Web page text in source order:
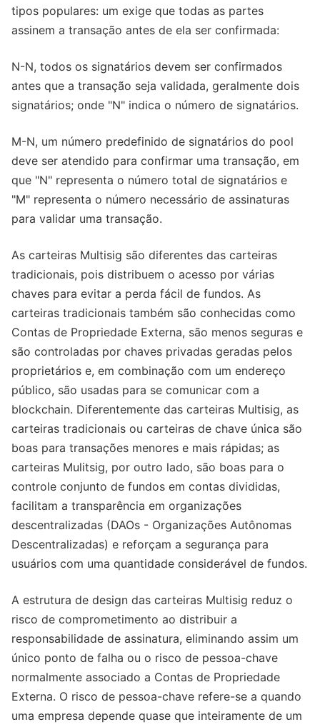
tipos populares: um exige que todas as partes
assinem a transação antes de ela ser confirmada:
N-N, todos os signatários devem ser confirmados
antes que a transação seja validada, geralmente dois
signatários; onde "N" indica o número de signatários.
M-N, um número predefinido de signatários do pool
deve ser atendido para confirmar uma transação, em
que "N" representa o número total de signatários e
"M" representa o número necessário de assinaturas
para validar uma transação.
As carteiras Multisig são diferentes das carteiras
tradicionais, pois distribuem o acesso por várias
chaves para evitar a perda fácil de fundos. As
carteiras tradicionais também são conhecidas como
Contas de Propriedade Externa, são menos seguras e
são controladas por chaves privadas geradas pelos
proprietários e, em combinação com um endereço
público, são usadas para se comunicar com a
blockchain. Diferentemente das carteiras Multisig, as
carteiras tradicionais ou carteiras de chave única são
boas para transações menores e mais rápidas; as
carteiras Mulitsig, por outro lado, são boas para o
controle conjunto de fundos em contas divididas,
facilitam a transparência em organizações
descentralizadas (DAOs - Organizações Autônomas
Descentralizadas) e reforçam a segurança para
usuários com uma quantidade considerável de fundos.
A estrutura de design das carteiras Multisig reduz o
risco de comprometimento ao distribuir a
responsabilidade de assinatura, eliminando assim um
único ponto de falha ou o risco de pessoa-chave
normalmente associado a Contas de Propriedade
Externa. O risco de pessoa-chave refere-se a quando
uma empresa depende quase que inteiramente de um